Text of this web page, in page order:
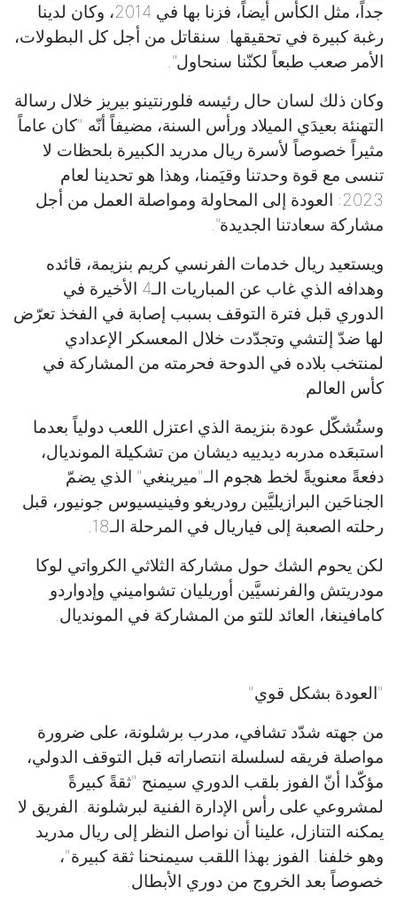
جداً، مثل الكأس أيضاً، فزنا بها في 2014، وكان لدينا
رغبة كبيرة في تحقيقها. سنقاتل من أجل كل البطولات،
الأمر صعب طبعاً لكنّنا سنحاول".
وكان ذلك لسان حال رئيسه فلورنتينو بيريز خلال رسالة
التهنئة بعيدَي الميلاد ورأس السنة، مضيفاً أنّه "كان عاماً
مثيراً خصوصاً لأسرة ريال مدريد الكبيرة بلحظات لا
تنسى مع قوة وحدتنا وقيَمنا، وهذا هو تحدينا لعام
2023: العودة إلى المحاولة ومواصلة العمل من أجل
مشاركة سعادتنا الجديدة".
ويستعيد ريال خدمات الفرنسي كريم بنزيمة، قائده
وهدافه الذي غاب عن المباريات الـ4 الأخيرة في
الدوري قبل فترة التوقف بسبب إصابة في الفخذ تعرّض
لها ضدّ إلتشي وتجدّدت خلال المعسكر الإعدادي
لمنتخب بلاده في الدوحة فحرمته من المشاركة في
كأس العالم.
وستُشكّل عودة بنزيمة الذي اعتزل اللعب دولياً بعدما
استبعَده مدربه ديدييه ديشان من تشكيلة المونديال،
دفعةً معنويةً لخط هجوم الـ"ميرينغي" الذي يضمّ
الجناحَين البرازيليَّين رودريغو وفينيسيوس جونيور، قبل
رحلته الصعبة إلى فياريال في المرحلة الـ18.
لكن يحوم الشك حول مشاركة الثلاثي الكرواتي لوكا
مودريتش والفرنسيَّين أوريليان تشواميني وإدواردو
كامافينغا، العائد للتو من المشاركة في المونديال.
"العودة بشكل قوي"
من جهته شدّد تشافي، مدرب برشلونة، على ضرورة
مواصلة فريقه لسلسلة انتصاراته قبل التوقف الدولي،
مؤكّدا أنّ الفوز بلقب الدوري سيمنح "ثقةً كبيرةً
لمشروعي على رأس الإدارة الفنية لبرشلونة. الفريق لا
يمكنه التنازل، علينا أن نواصل النظر إلى ريال مدريد
وهو خلفنا. الفوز بهذا اللقب سيمنحنا ثقة كبيرة"،
خصوصاً بعد الخروج من دوري الأبطال.